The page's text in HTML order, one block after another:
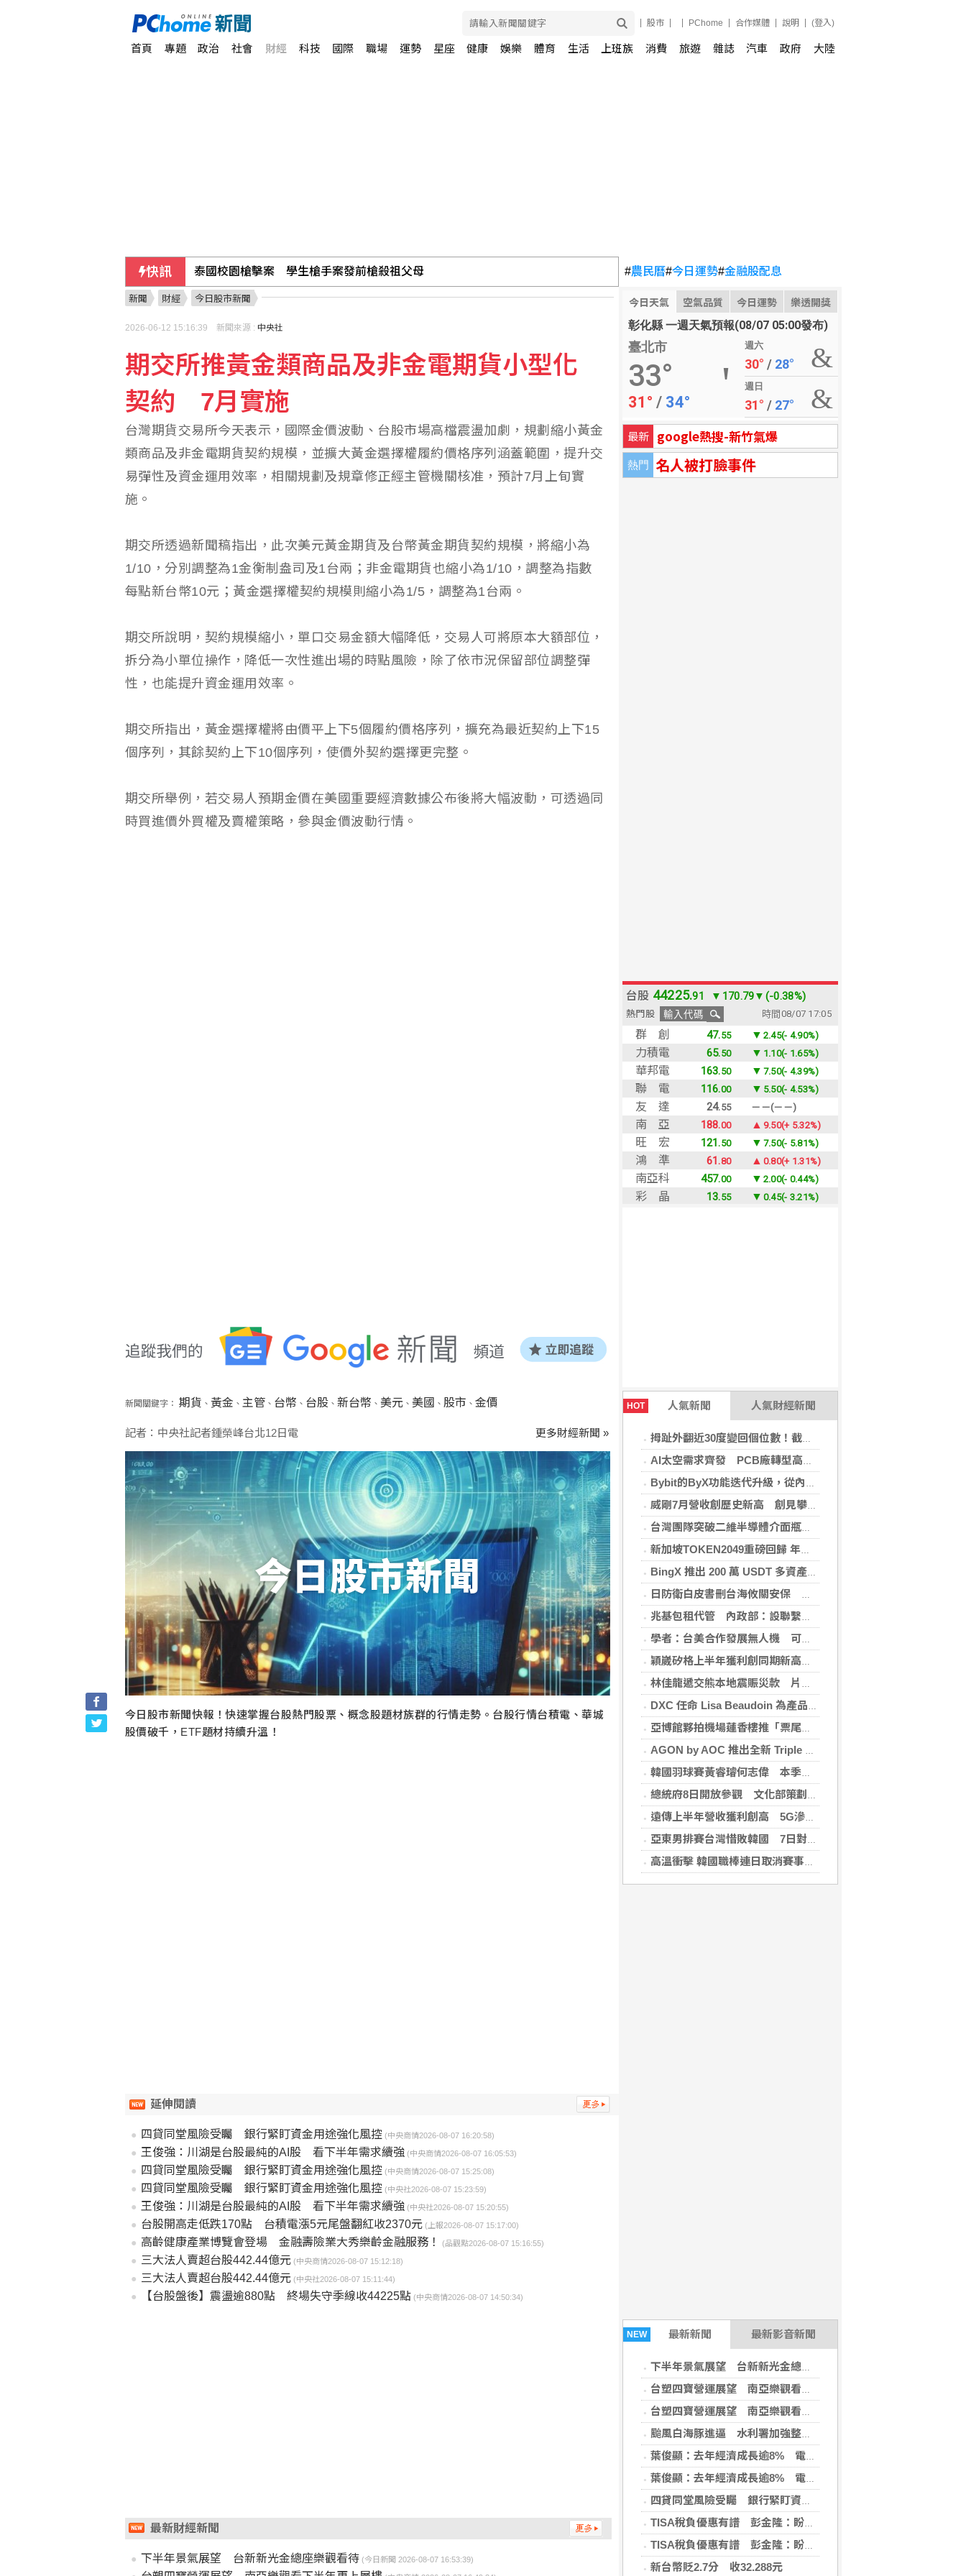
股市 PChome 合作媒體 說明 (登入)
首頁 專題 政治 社會 財經 科技 國際 職場 運勢 星座 健康 娛樂 體育 生活 上班族 消費 旅遊 雜誌 汽車 政府 大陸
快訊 泰國校園槍擊案 學生槍手案發前槍殺祖父母
台塑四寶營運展望 南亞樂觀看下半年更上層樓
屏東議員郭再添配偶涉發快篩助行賄 改重判3年半
#農民曆#今日運勢#金融股配息
今日天氣 空氣品質 今日運勢 樂透開獎
彰化縣 一週天氣預報(08/07 05:00發布)
臺北市
33°
31° / 34°
週六
30° / 28°
週日
31° / 27°
最新 google熱搜-新竹氣爆
熱門 名人被打臉事件
HOT 人氣新聞 人氣財經新聞
拇趾外翻近30度變回個位數！截骨矯正助重返登山活動
AI太空需求齊發 PCB廠轉型高階產品迎收成
Bybit的ByX功能迭代升級，從內容平台全面進化為社交交易樞紐，新增多項特色功能
威剛7月營收創歷史新高 創見攀同期高點
台灣團隊突破二維半導體介面瓶頸 成果登國際頂尖期刊
新加坡TOKEN2049重磅回歸 年度行業頂級盛會再度啟幕
BingX 推出 200 萬 USDT 多資產交易活動，聚焦當前最受關注的市場趨勢
日防衛白皮書刪台海攸關安保 學者：未淡化中國威脅論述
兆基包租代管 內政部：設聯繫諮詢窗口統一受理
學者：台美合作發展無人機 可降對中依賴強化嚇阻
穎崴矽格上半年獲利創同期新高 AI先進製程需求帶動
林佳龍遞交熊本地震賑災款 片山和之：患難見真情
DXC 任命 Lisa Beaudoin 為產品總監，以加速產品導向型增長
亞博館夥拍機場蓮香樓推「票尾優惠」
AGON by AOC 推出全新 Triple Refresh Rate 電競顯示器
韓國羽球賽黃睿璿何志偉 本季首闖超級賽男雙8強
總統府8日開放參觀 文化部策劃科幻漫畫特展
遠傳上半年營收獲利創高 5G滲透率居電信業之冠
亞東男排賽台灣惜敗韓國 7日對戰日本拚4強
高溫衝擊 韓國職棒連日取消賽事、11日起晚間7時開打
NEW 最新新聞 最新影音新聞
下半年景氣展望 台新新光金總座樂觀看待
台塑四寶營運展望 南亞樂觀看下半年更上層樓
台塑四寶營運展望 南亞樂觀看下半年更上層樓
颱風白海豚進逼 水利署加強整備嚴防二次災害
葉俊顯：去年經濟成長逾8% 電力排放係數仍下降
葉俊顯：去年經濟成長逾8% 電力排放係數仍下降
四貸同堂風險受矚 銀行緊盯資金用途強化風控
TISA稅負優惠有譜 彭金隆：盼很快宣布好消息
TISA稅負優惠有譜 彭金隆：盼很快宣布好消息
新台幣貶2.7分 收32.288元
新聞 財經 今日股市新聞
2026-06-12 15:16:39 新聞來源 : 中央社
期交所推黃金類商品及非金電期貨小型化
契約 7月實施
台灣期貨交易所今天表示，國際金價波動、台股市場高檔震盪加劇，規劃縮小黃金
類商品及非金電期貨契約規模，並擴大黃金選擇權履約價格序列涵蓋範圍，提升交
易彈性及資金運用效率，相關規劃及規章修正經主管機關核准，預計7月上旬實
施。
期交所透過新聞稿指出，此次美元黃金期貨及台幣黃金期貨契約規模，將縮小為
1/10，分別調整為1金衡制盎司及1台兩；非金電期貨也縮小為1/10，調整為指數
每點新台幣10元；黃金選擇權契約規模則縮小為1/5，調整為1台兩。
期交所說明，契約規模縮小，單口交易金額大幅降低，交易人可將原本大額部位，
拆分為小單位操作，降低一次性進出場的時點風險，除了依市況保留部位調整彈
性，也能提升資金運用效率。
期交所指出，黃金選擇權將由價平上下5個履約價格序列，擴充為最近契約上下15
個序列，其餘契約上下10個序列，使價外契約選擇更完整。
期交所舉例，若交易人預期金價在美國重要經濟數據公布後將大幅波動，可透過同
時買進價外買權及賣權策略，參與金價波動行情。
新聞關鍵字： 期貨 、 黃金 、 主管 、 台幣 、 台股、 新台幣 、 美元、 美國 、 股市 、 金價
記者：中央社記者鍾榮峰台北12日電 更多財經新聞 »
今日股市新聞
今日股市新聞快報！快速掌握台股熱門股票、概念股題材族群的行情走勢。台股行情台積電、華城
股價破千，ETF題材持續升溫！
延伸閱讀
四貸同堂風險受矚 銀行緊盯資金用途強化風控 (中央商情2026-08-07 16:20:58)
王俊強：川湖是台股最純的AI股 看下半年需求續強 (中央商情2026-08-07 16:05:53)
四貸同堂風險受矚 銀行緊盯資金用途強化風控 (中央商情2026-08-07 15:25:08)
四貸同堂風險受矚 銀行緊盯資金用途強化風控 (中央社2026-08-07 15:23:59)
王俊強：川湖是台股最純的AI股 看下半年需求續強 (中央社2026-08-07 15:20:55)
台股開高走低跌170點 台積電漲5元尾盤翻紅收2370元 (上報2026-08-07 15:17:00)
高齡健康產業博覽會登場 金融壽險業大秀樂齡金融服務！ (品觀點2026-08-07 15:16:55)
三大法人賣超台股442.44億元 (中央商情2026-08-07 15:12:18)
三大法人賣超台股442.44億元 (中央社2026-08-07 15:11:44)
【台股盤後】震盪逾880點 終場失守季線收44225點 (中央商情2026-08-07 14:50:34)
最新財經新聞
下半年景氣展望 台新新光金總座樂觀看待 (今日新聞 2026-08-07 16:53:39)